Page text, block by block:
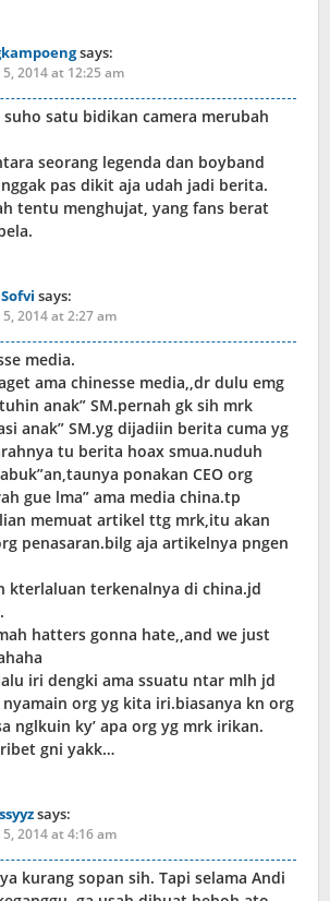
says:
2014 at 12:25 am
satu bidikan camera merubah
seorang legenda dan boyband
pas dikit aja udah jadi berita.
tentu menghujat, yang fans berat
says:
2014 at 2:27 am
media.
ama chinesse media,,dr dulu emg
anak” SM.pernah gk sih mrk
anak” SM.yg dijadiin berita cuma yg
tu berita hoax smua.nuduh
ponakan CEO org
gue lma” ama media china.tp
memuat artikel ttg mrk,itu akan
penasaran.bilg aja artikelnya pngen
kterlaluan terkenalnya di china.jd
hatters gonna hate,,and we just
iri dengki ama ssuatu ntar mlh jd
org yg kita iri.biasanya kn org
nglkuin ky’ apa org yg mrk irikan.
gni yakk…
says:
2014 at 4:16 am
kurang sopan sih. Tapi selama Andi